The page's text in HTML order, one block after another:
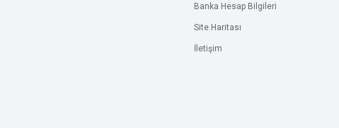
Banka Hesap Bilgileri
Site Haritası
İletişim